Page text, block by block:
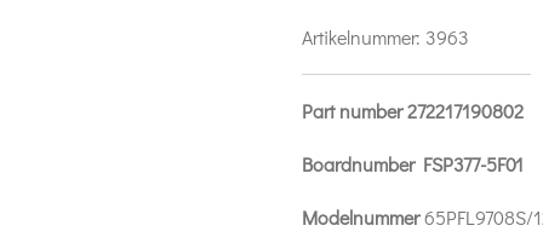
Artikelnummer: 3963
Part number 272217190802
Boardnumber FSP377-5F01
Modelnummer65PFL9708S/